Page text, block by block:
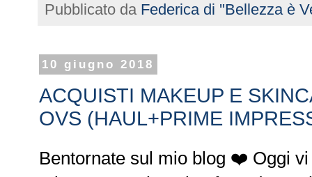
Pubblicato da Federica di ''Bellezza è
10 giugno 2018
ACQUISTI MAKEUP E
OVS (HAUL+PRIME
Bentornate sul mio blog ❤️ Oggi